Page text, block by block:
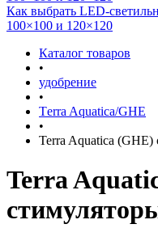
Как выбрать LED-
100×100 и 120×120
Каталог товаров
•
удобрение
•
Тerra Aquatica/GHE
•
Terra Aquatica (GHE)
Terra